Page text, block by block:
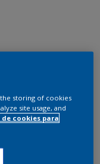
Cambiar de color
the storing of cookies
site usage, and
cookies para